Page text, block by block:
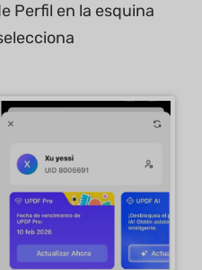
Perfil en la esquina